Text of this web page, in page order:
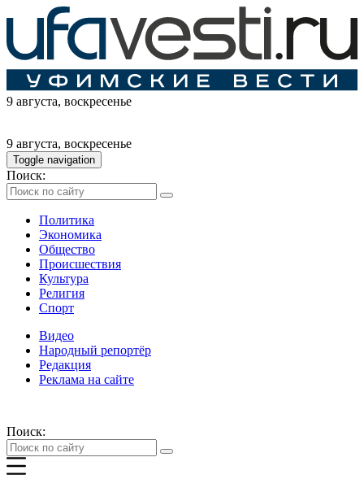
9 августа, воскресенье
9 августа, воскресенье
Toggle navigation
Поиск:
Политика
Экономика
Общество
Происшествия
Культура
Религия
Спорт
Видео
Народный репортёр
Редакция
Реклама на сайте
Поиск: